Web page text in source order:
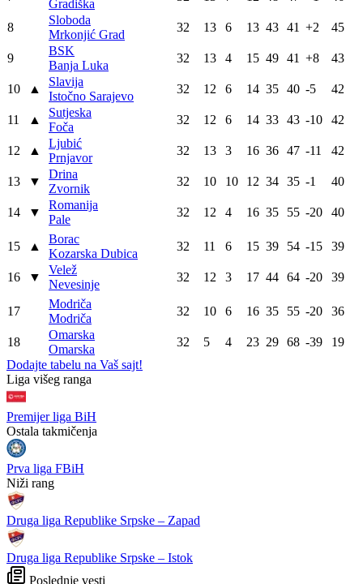
Gradiška
8
Sloboda
Mrkonjić Grad
32 13 6 13 43 41 +2 45
9
BSK
Banja Luka
32 13 4 15 49 41 +8 43
10 ▲
Slavija
Istočno Sarajevo
32 12 6 14 35 40 -5 42
11 ▲
Sutjeska
Foča
32 12 6 14 33 43 -10 42
12 ▲
Ljubić
Prnjavor
32 13 3 16 36 47 -11 42
13 ▼
Drina
Zvornik
32 10 10 12 34 35 -1 40
14 ▼
Romanija
Pale
32 12 4 16 35 55 -20 40
15 ▲
Borac
Kozarska Dubica
32 11 6 15 39 54 -15 39
16 ▼
Velež
Nevesinje
32 12 3 17 44 64 -20 39
17
Modriča
Modriča
32 10 6 16 35 55 -20 36
18
Omarska
Omarska
32 5 4 23 29 68 -39
19
Dodajte tabelu na Vaš sajt!
WEB PREPORUKE
Zašto su Crnogorci spustili
glave prije utakmice na SP-u
u Zagrebu?
"Peković je imao 140 kila,
nisam mogao to da ga
pitam": Luda priča NBA
zvijezde, htio je samo jednu
stvar
Modrić bi mogao dobiti
potez